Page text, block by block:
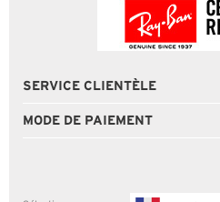
SERVICE CLIENTÈLE
MODE DE PAIEMENT